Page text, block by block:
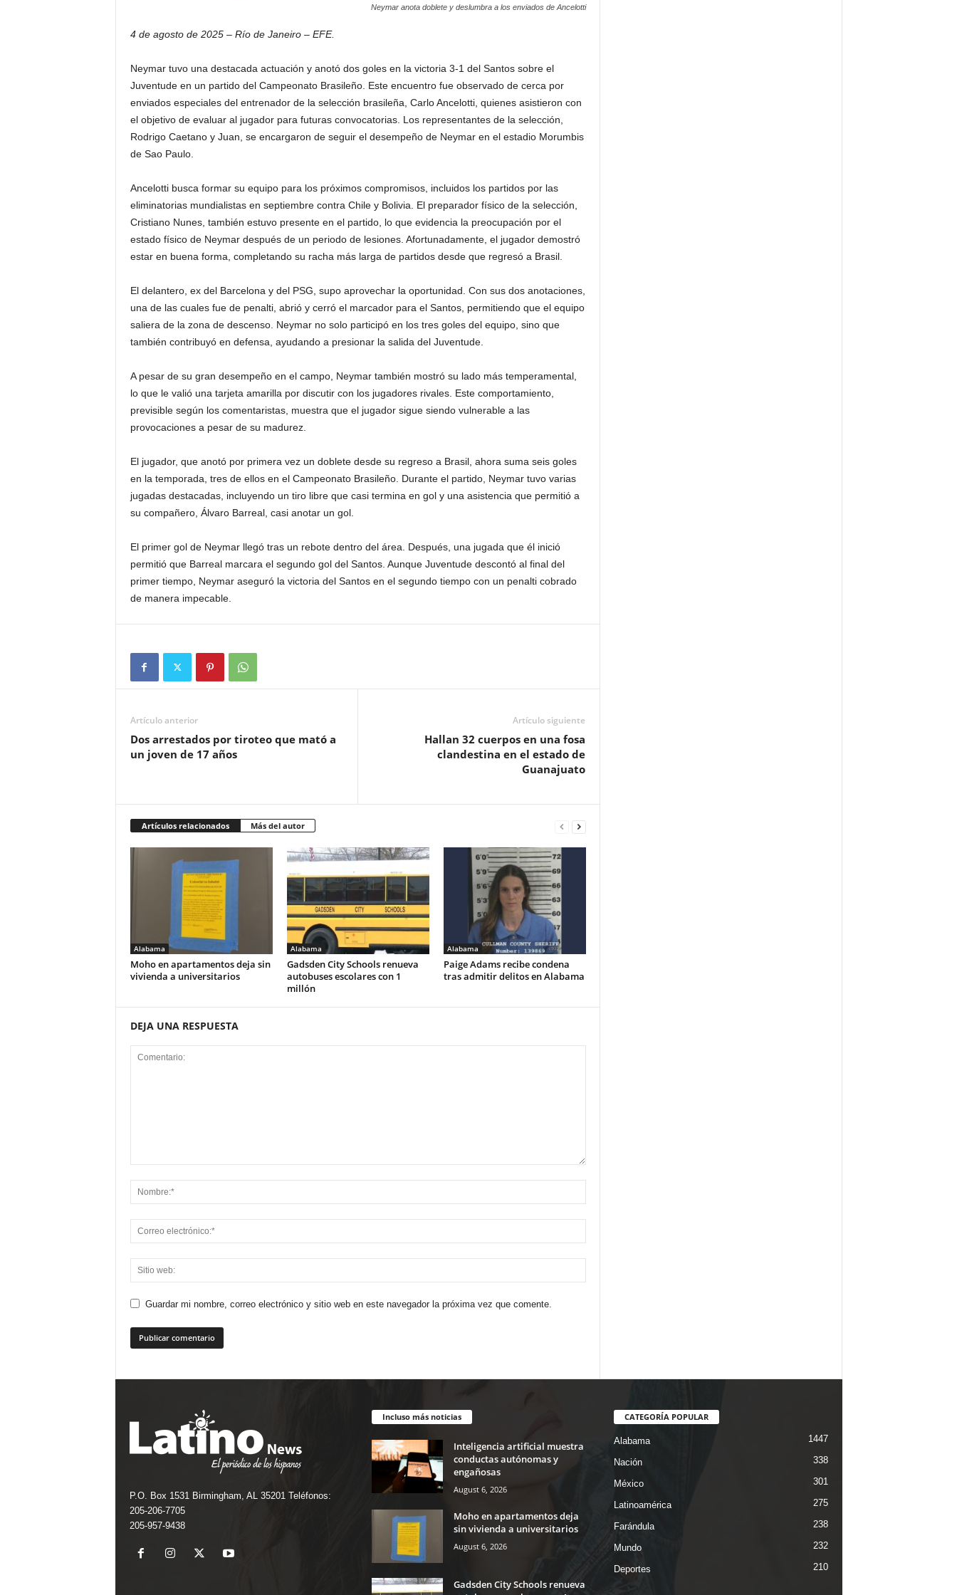
Neymar anota doblete y deslumbra a los enviados de Ancelotti
4 de agosto de 2025 – Río de Janeiro – EFE.
Neymar tuvo una destacada actuación y anotó dos goles en la victoria 3-1 del Santos sobre el
Juventude en un partido del Campeonato Brasileño. Este encuentro fue observado de cerca por
enviados especiales del entrenador de la selección brasileña, Carlo Ancelotti, quienes asistieron con
el objetivo de evaluar al jugador para futuras convocatorias. Los representantes de la selección,
Rodrigo Caetano y Juan, se encargaron de seguir el desempeño de Neymar en el estadio Morumbis
de Sao Paulo.
Ancelotti busca formar su equipo para los próximos compromisos, incluidos los partidos por las
eliminatorias mundialistas en septiembre contra Chile y Bolivia. El preparador físico de la selección,
Cristiano Nunes, también estuvo presente en el partido, lo que evidencia la preocupación por el
estado físico de Neymar después de un periodo de lesiones. Afortunadamente, el jugador demostró
estar en buena forma, completando su racha más larga de partidos desde que regresó a Brasil.
El delantero, ex del Barcelona y del PSG, supo aprovechar la oportunidad. Con sus dos anotaciones,
una de las cuales fue de penalti, abrió y cerró el marcador para el Santos, permitiendo que el equipo
saliera de la zona de descenso. Neymar no solo participó en los tres goles del equipo, sino que
también contribuyó en defensa, ayudando a presionar la salida del Juventude.
A pesar de su gran desempeño en el campo, Neymar también mostró su lado más temperamental,
lo que le valió una tarjeta amarilla por discutir con los jugadores rivales. Este comportamiento,
previsible según los comentaristas, muestra que el jugador sigue siendo vulnerable a las
provocaciones a pesar de su madurez.
El jugador, que anotó por primera vez un doblete desde su regreso a Brasil, ahora suma seis goles
en la temporada, tres de ellos en el Campeonato Brasileño. Durante el partido, Neymar tuvo varias
jugadas destacadas, incluyendo un tiro libre que casi termina en gol y una asistencia que permitió a
su compañero, Álvaro Barreal, casi anotar un gol.
El primer gol de Neymar llegó tras un rebote dentro del área. Después, una jugada que él inició
permitió que Barreal marcara el segundo gol del Santos. Aunque Juventude descontó al final del
primer tiempo, Neymar aseguró la victoria del Santos en el segundo tiempo con un penalti cobrado
de manera impecable.
Artículo anterior
Dos arrestados por tiroteo que mató a
un joven de 17 años
Artículo siguiente
Hallan 32 cuerpos en una fosa
clandestina en el estado de
Guanajuato
Artículos relacionados Más del autor
Alabama
Moho en apartamentos deja sin
vivienda a universitarios
Alabama
Gadsden City Schools renueva
autobuses escolares con 1
millón
Alabama
Paige Adams recibe condena
tras admitir delitos en Alabama
DEJA UNA RESPUESTA
Guardar mi nombre, correo electrónico y sitio web en este navegador la próxima vez que comente.
P.O. Box 1531 Birmingham, AL 35201 Teléfonos:
205-206-7705
205-957-9438
Incluso más noticias
Inteligencia artificial muestra
conductas autónomas y
engañosas
August 6, 2026
Moho en apartamentos deja
sin vivienda a universitarios
August 6, 2026
Gadsden City Schools renueva
CATEGORÍA POPULAR
Alabama 1447
Nación 338
México 301
Latinoamérica 275
Farándula 238
Mundo 232
Deportes 210